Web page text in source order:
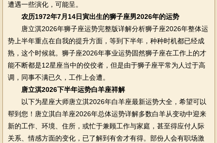
遭遇一些演化，可能呈。
农历1972年7月14日寅出生的狮子座男2026年的运势
唐立淇2026年狮子座运势完整版详解分析狮子座2026年整体运
势上半年重点在自我的提升方面，等到下半年，种种时机都已经成
熟，这个时候就。狮子座2026年事业运势固然狮子座在工作上的才
能不断都是12星座当中的佼佼者，但是由于狮子座平常为人过于高
调，同事不满已久，工作上会遭。
唐立淇2026下半年运势白羊座祥解
以下为星座大师唐立淇2026年白羊座最新运势大全，希望可以
帮到您！唐立淇白羊座2026年总体运势详解多数白羊从变动中迎来
新的工作、环境、住所，或忙于兼顾工作与家庭，甚至得应付人际
关系、情感方面的变化，已了解到有舍才有得。部份人会有职场激